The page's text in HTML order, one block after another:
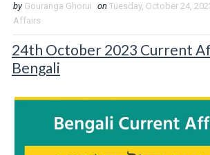
by Gouranga Ghorui on Tuesday, October 24,
Affairs
24th October 2023 Current
Bengali